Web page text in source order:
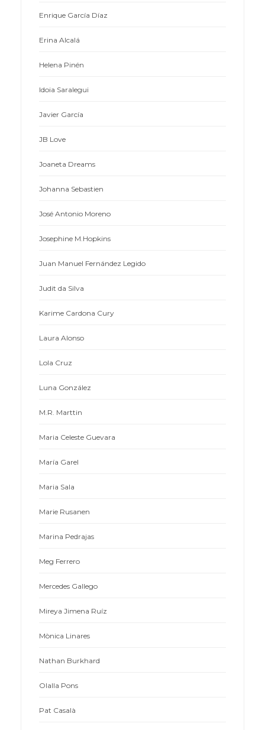
Enrique García Díaz
Erina Alcalá
Helena Pinén
Idoia Saralegui
Javier García
JB Love
Joaneta Dreams
Johanna Sebastien
José Antonio Moreno
Josephine M.Hopkins
Juan Manuel Fernández Legido
Judit da Silva
Karime Cardona Cury
Laura Alonso
Lola Cruz
Luna González
M.R. Marttin
Maria Celeste Guevara
María Garel
Maria Sala
Marie Rusanen
Marina Pedrajas
Meg Ferrero
Mercedes Gallego
Mireya Jimena Ruíz
Mònica Linares
Nathan Burkhard
Olalla Pons
Pat Casalà